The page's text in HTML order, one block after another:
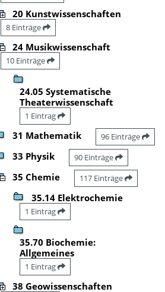
20 Kunstwissenschaften
8 Einträge
24 Musikwissenschaft
10 Einträge
24.05 Systematische
Theaterwissenschaft
1 Eintrag
31 Mathematik 96 Einträge
33 Physik 90 Einträge
35 Chemie 117 Einträge
35.14 Elektrochemie
1 Eintrag
35.70 Biochemie:
Allgemeines
1 Eintrag
38 Geowissenschaften